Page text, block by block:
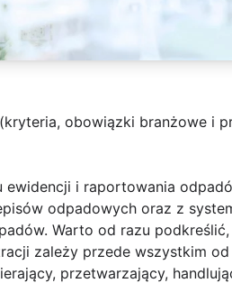
obowiązki branżowe i
ewidencji i raportowania
odpadowych oraz z
Warto od razu
zależy przede wszystkim
przetwarzający,